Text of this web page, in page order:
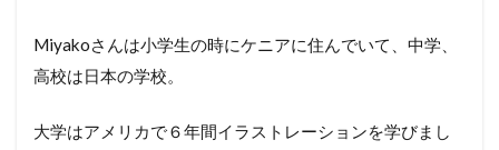
Miyakoさんは小学生の時にケニアに住んでいて、中学、
高校は日本の学校。
大学はアメリカで６年間イラストレーションを学びまし